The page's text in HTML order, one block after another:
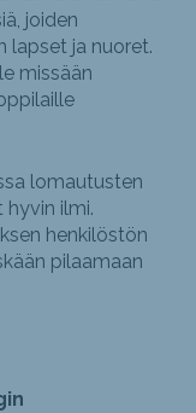
joiden
lapset ja nuoret.
missään
lomautusten
ilmi.
henkilöstön
pilaamaan